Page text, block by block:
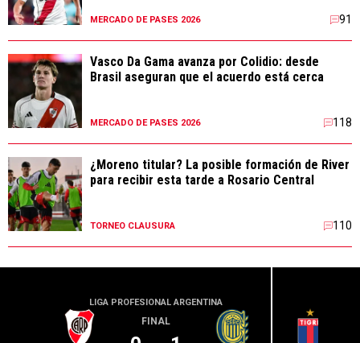
MERCADO DE PASES 2026 91
Vasco Da Gama avanza por Colidio: desde
Brasil aseguran que el acuerdo está cerca
MERCADO DE PASES 2026 118
¿Moreno titular? La posible formación de River
para recibir esta tarde a Rosario Central
TORNEO CLAUSURA 110
LIGA PROFESIONAL ARGENTINA
FINAL